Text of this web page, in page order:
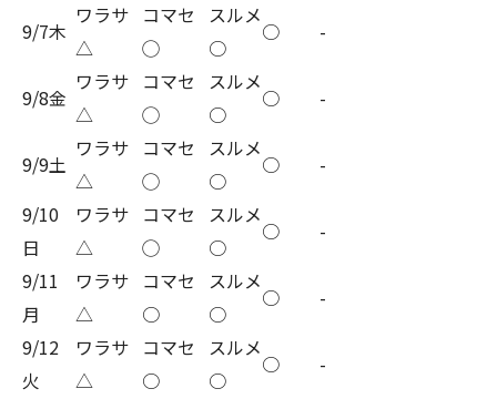
9/7木
ワラサ
△
コマセ
◯
スルメ
○
○ -
9/8金
ワラサ
△
コマセ
◯
スルメ
○
○ -
9/9土
ワラサ
△
コマセ
◯
スルメ
○
○
-
9/10
日
ワラサ
△
コマセ
◯
スルメ
○
○
-
9/11
月
ワラサ
△
コマセ
○
スルメ
○
○
-
9/12
火
ワラサ
△
コマセ
○
スルメ
○
○
-